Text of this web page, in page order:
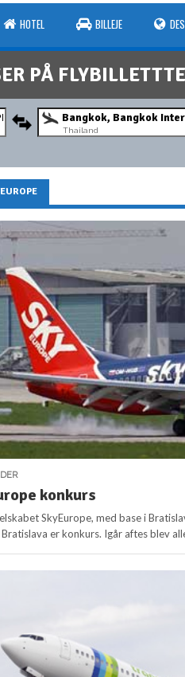
HOTEL BILLEJE
PÅ
Thailand
konkurs
SkyEurope, med base i
er konkurs. Igår aftes blev